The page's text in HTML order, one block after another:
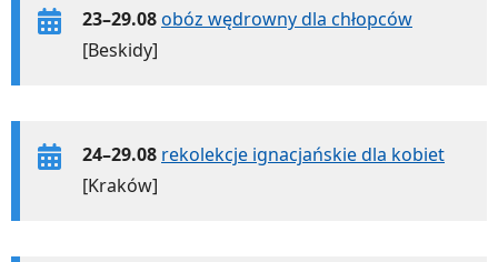
23–29.08obóz wędrowny dla chłopców
[Beskidy]
24–29.08 rekolekcje ignacjańskie dla kobiet
[Kraków]